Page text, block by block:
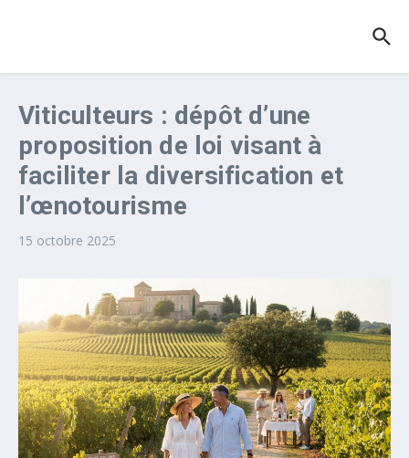
Viticulteurs : dépôt d’une
proposition de loi visant à
faciliter la diversification et
l’œnotourisme
15 octobre 2025